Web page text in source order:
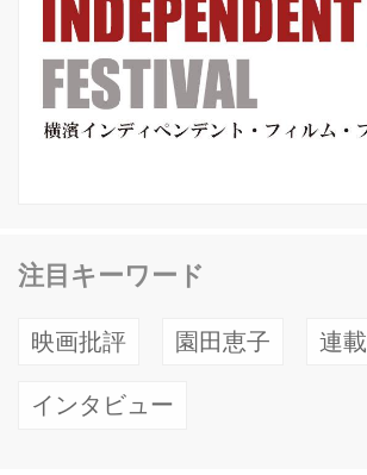
注目キーワード
映画批評 園田恵子 連載
インタビュー